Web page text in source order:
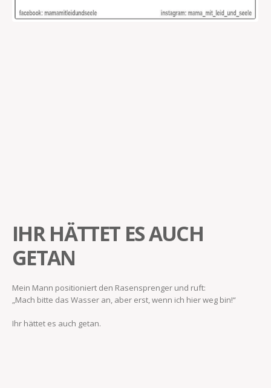
IHR HÄTTET ES AUCH
GETAN
Mein Mann positioniert den Rasensprenger und ruft:
„Mach bitte das Wasser an, aber erst, wenn ich hier weg bin!“
Ihr hättet es auch getan.